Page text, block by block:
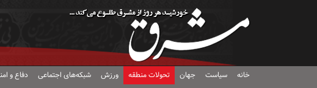
خانه سیاست جهان تحولات منطقه ورزش شبکه‌های اجتماعی دفاع و